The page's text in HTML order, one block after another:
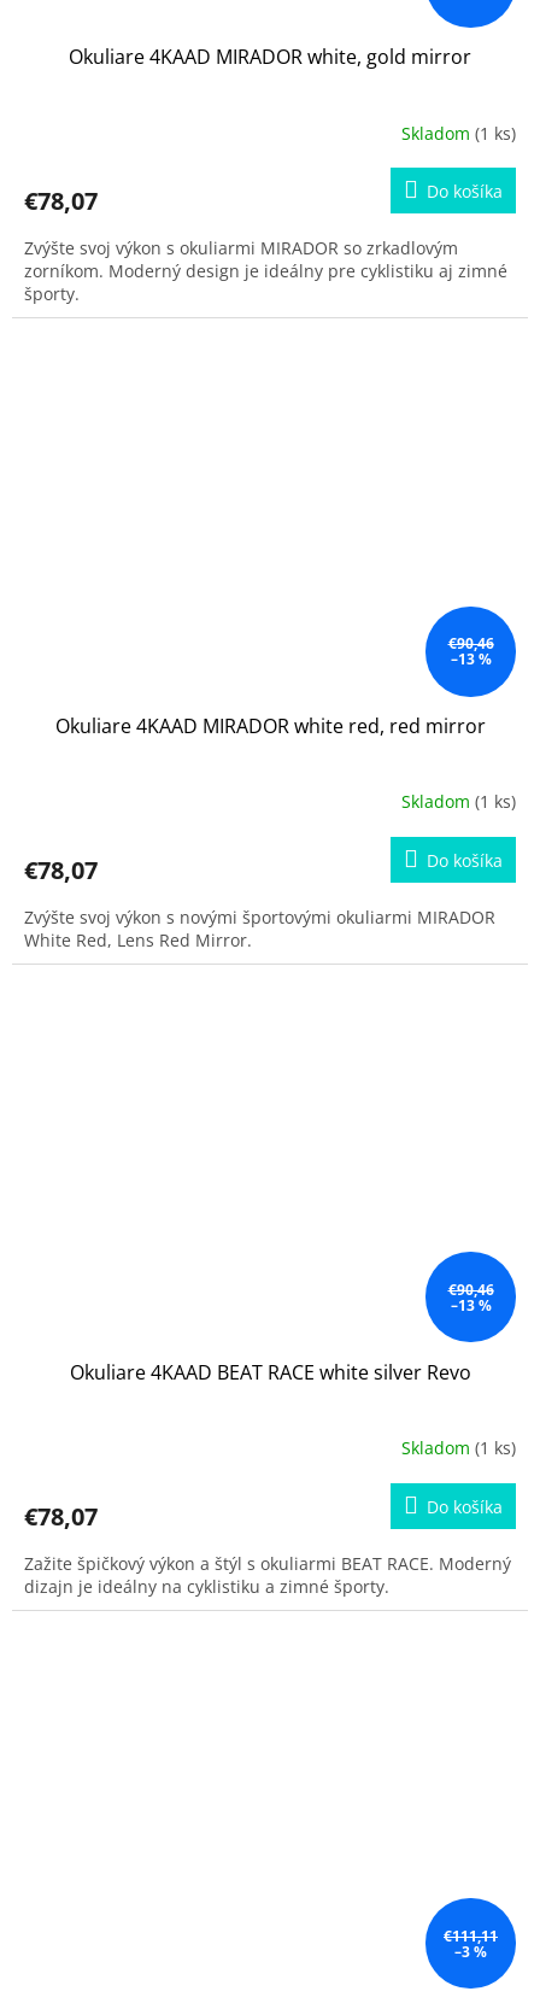
Okuliare 4KAAD MIRADOR white, gold mirror
Skladom (1 ks)
€78,07 Do košíka
Zvýšte svoj výkon s okuliarmi MIRADOR so zrkadlovým
zorníkom. Moderný design je ideálny pre cyklistiku aj zimné
športy.
€90,46
–13 %
Okuliare 4KAAD MIRADOR white red, red mirror
Skladom (1 ks)
€78,07 Do košíka
Zvýšte svoj výkon s novými športovými okuliarmi MIRADOR
White Red, Lens Red Mirror.
€90,46
–13 %
Okuliare 4KAAD BEAT RACE white silver Revo
Skladom (1 ks)
€78,07 Do košíka
Zažite špičkový výkon a štýl s okuliarmi BEAT RACE. Moderný
dizajn je ideálny na cyklistiku a zimné športy.
€111,11
–3 %